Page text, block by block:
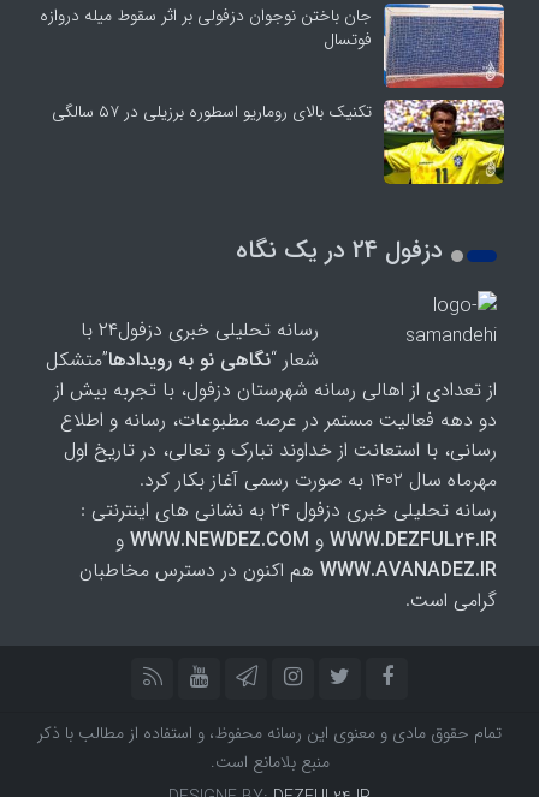
جان باختن نوجوان دزفولی بر اثر سقوط میله دروازه
فوتسال
تکنیک بالای روماریو اسطوره برزیلی در ۵۷ سالگی
دزفول 24 در یک نگاه
رسانه تحلیلی خبری دزفول۲۴ با
شعار “نگاهی نو به رویدادها”متشکل
از تعدادی از اهالی رسانه شهرستان دزفول، با تجربه بیش از
دو دهه فعالیت مستمر در عرصه مطبوعات، رسانه و اطلاع
رسانی، با استعانت از خداوند تبارک و تعالی، در تاریخ اول
مهرماه سال ۱۴۰۲ به صورت رسمی آغاز بکار کرد.
رسانه تحلیلی خبری دزفول ۲۴ به نشانی های اینترنتی :
WWW.DEZFUL24.IR و WWW.NEWDEZ.COM و
WWW.AVANADEZ.IR هم اکنون در دسترس مخاطبان
گرامی است.
تمام حقوق مادی و معنوی این رسانه محفوظ، و استفاده از مطالب با ذکر
منبع بلامانع است.